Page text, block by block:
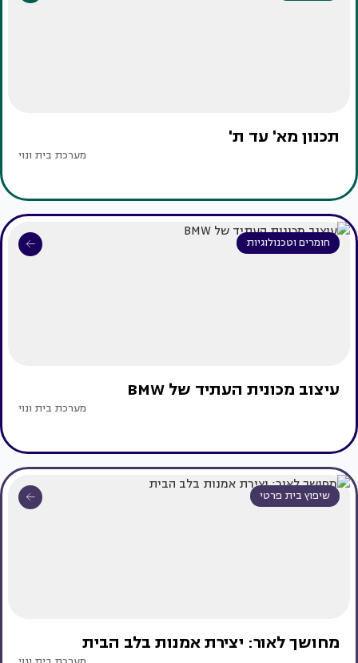
תכנון מא' עד ת'
מערכת בית ונוי
חומרים וטכנולוגיות
עיצוב מכונית העתיד של BMW
מערכת בית ונוי
שיפוץ בית פרטי
מחושך לאור: יצירת אמנות בלב הבית